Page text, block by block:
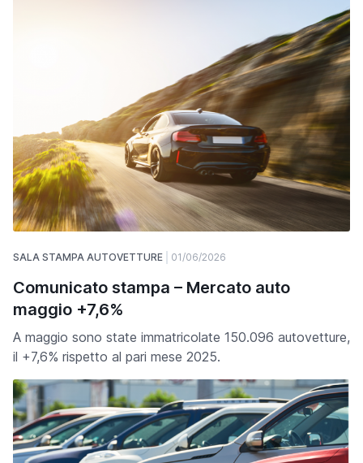
SALA STAMPA AUTOVETTURE 01/06/2026
Comunicato stampa – Mercato auto
maggio +7,6%
A maggio sono state immatricolate 150.096 autovetture,
il +7,6% rispetto al pari mese 2025.